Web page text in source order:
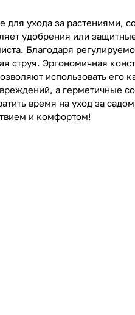
ухода за растениями,
удобрения или
Благодаря
струя. Эргономичная
использовать его
а герметичные
время на уход за
и комфортом!